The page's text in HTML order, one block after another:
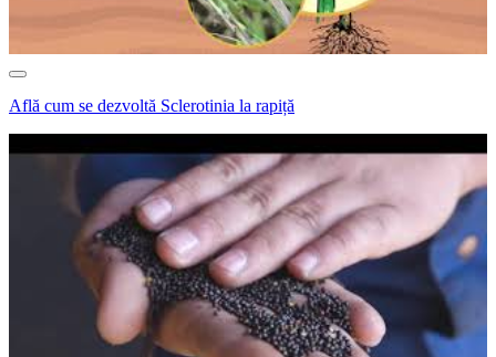
Află cum se dezvoltă Sclerotinia la rapiță